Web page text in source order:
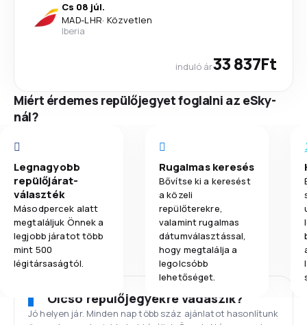
Cs 08 júl.
MAD-LHR· Közvetlen
Iberia
induló ár33 837Ft
Miért érdemes repülőjegyet foglalni az eSky-
nál?
Legnagyobb
repülőjárat-
választék
Másodpercek alatt
megtaláljuk Önnek a
legjobb járatot több
mint 500
légitársaságtól.
Rugalmas keresés
Bővítse ki a keresést
a közeli
repülőterekre,
valamint rugalmas
dátumválasztással,
hogy megtalálja a
legolcsóbb
lehetőséget.
Olcsó repülőjegyekre vadászik?
Jó helyen jár. Minden nap több száz ajánlatot hasonlítunk